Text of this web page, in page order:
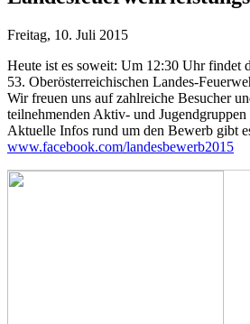
Freitag, 10. Juli 2015
Heute ist es soweit: Um 12:30 Uhr findet
53. Oberösterreichischen Landes-
Wir freuen uns auf zahlreiche Besucher
teilnehmenden Aktiv- und
Aktuelle Infos rund um den Bewerb gibt
www.facebook.com/landesbewerb2015